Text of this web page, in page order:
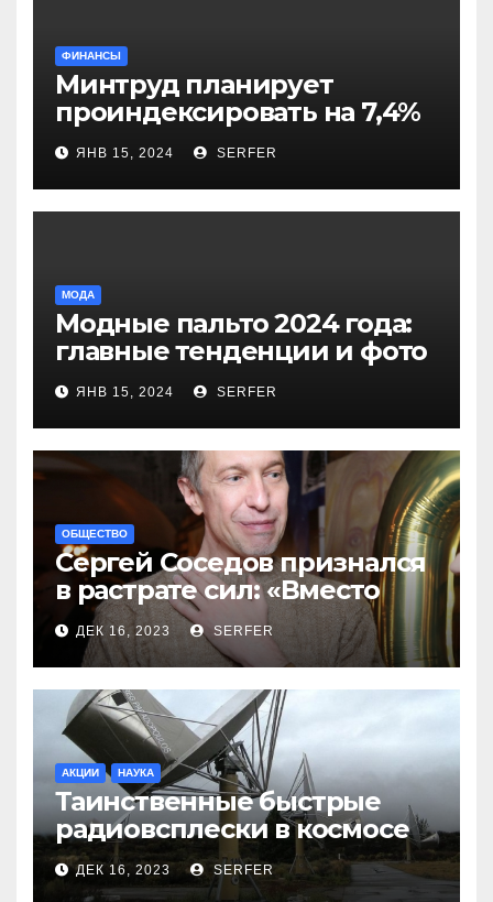
ФИНАНСЫ
Минтруд планирует
проиндексировать на 7,4%
более 40 выплат и
компенсаций
ЯНВ 15, 2024 SERFER
МОДА
Модные пальто 2024 года:
главные тенденции и фото
новинок
ЯНВ 15, 2024 SERFER
ОБЩЕСТВО
Сергей Соседов признался
в растрате сил: «Вместо
меня взяли Пригожина»
ДЕК 16, 2023 SERFER
АКЦИИ НАУКА
Таинственные быстрые
радиовсплески в космосе
сделались все более
странными
ДЕК 16, 2023 SERFER